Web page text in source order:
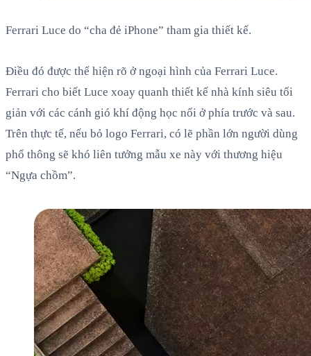
Ferrari Luce do “cha đẻ iPhone” tham gia thiết kế.
Điều đó được thể hiện rõ ở ngoại hình của Ferrari Luce.
Ferrari cho biết Luce xoay quanh thiết kế nhà kính siêu tối
giản với các cánh gió khí động học nổi ở phía trước và sau.
Trên thực tế, nếu bỏ logo Ferrari, có lẽ phần lớn người dùng
phổ thông sẽ khó liên tưởng mẫu xe này với thương hiệu
“Ngựa chồm”.